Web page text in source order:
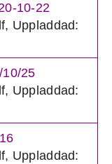
10-22
, Uppladdad:
25
, Uppladdad:
, Uppladdad: